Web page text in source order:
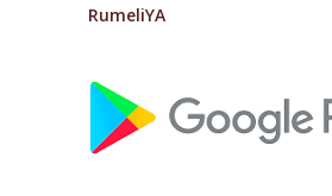
RumeliYA